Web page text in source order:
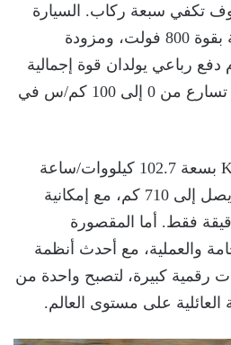
تكفي سبعة ركاب. السيارة
مبنية على منصة كهربائية بقوة 800 فولت، ومزودة
دفع رباعي يولدان قوة إجمالية
تصل إلى 536 حصانًا، مع تسارع من 0 إلى 100 كم/س في
البطارية من نوع Kirin 5C بسعة 102.7 كيلووات/ساعة
تمنح السيارة مدى قيادة يصل إلى 710 كم، مع إمكانية
500 كم خلال 12 دقيقة فقط. أما المقصورة
والعملية، مع أحدث أنظمة
رقمية كبيرة، لتصبح واحدة من
العائلية على مستوى العالم.